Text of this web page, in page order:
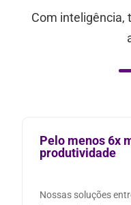
Com inteligência,
Pelo menos 6x
produtividade
Nossas soluções